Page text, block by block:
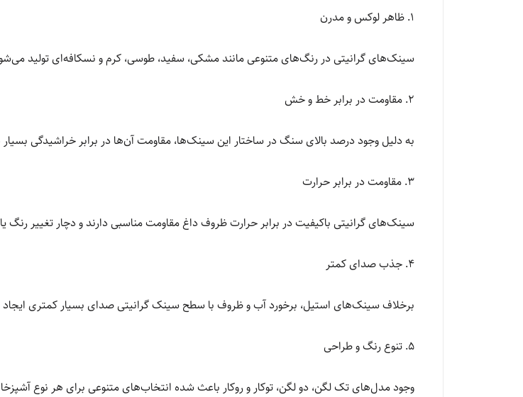
1. ظاهر لوکس و مدرن
سینک‌های گرانیتی در رنگ‌های متنوعی مانند مشکی، سفید، طوسی، کرم و نسکافه‌ای تولید
2. مقاومت در برابر خط و خش
به دلیل وجود درصد بالای سنگ در ساختار این سینک‌ها، مقاومت آن‌ها در برابر خراشیدگی
3. مقاومت در برابر حرارت
سینک‌های گرانیتی باکیفیت در برابر حرارت ظروف داغ مقاومت مناسبی دارند و دچار تغییر رنگ
4. جذب صدای کمتر
برخلاف سینک‌های استیل، برخورد آب و ظروف با سطح سینک گرانیتی صدای بسیار کمتری
5. تنوع رنگ و طراحی
وجود مدل‌های تک لگن، دو لگن، توکار و روکار باعث شده انتخاب‌های متنوعی برای هر نوع